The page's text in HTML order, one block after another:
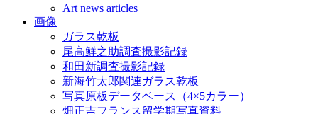
Art news articles
画像
ガラス乾板
尾高鮮之助調査撮影記録
和田新調査撮影記録
新海竹太郎関連ガラス乾板
写真原板データベース（4×5カラー）
畑正吉フランス留学期写真資料